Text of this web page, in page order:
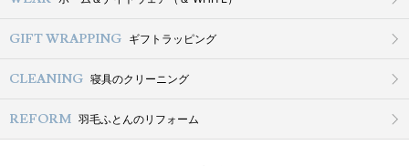
GIFT WRAPPING ギフトラッピング
CLEANING 寝具のクリーニング
REFORM 羽毛ふとんのリフォーム